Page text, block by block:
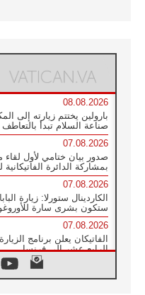
08.08.2026
بارولين يختتم زيارته إلى
صناعة السلام تبدأ بالتعاطف
07.08.2026
صدور بيان ختامي لأول
بمشاركة الدائرة الفاتيكانية
07.08.2026
الكاردينال ستورلا: زيارة
ستكون بشرى سارة
07.08.2026
الفاتيكان يعلن برنامج
الرابع عشر إلى فرنسا
في الذكرى الـ